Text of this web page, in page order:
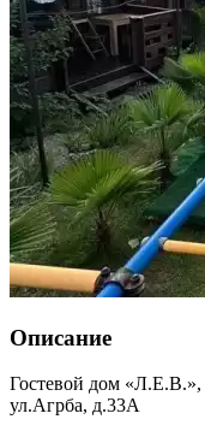
Описание
Гостевой дом «Л.Е.В.»,
ул.Агрба, д.33А